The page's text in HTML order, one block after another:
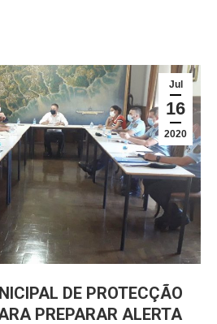
Jul
16
2020
DE PROTECÇÃO
PREPARAR ALERTA